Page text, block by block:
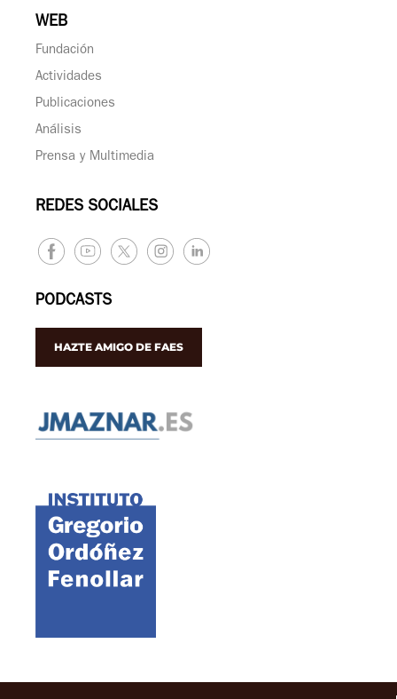
WEB
Fundación
Actividades
Publicaciones
Análisis
Prensa y Multimedia
REDES SOCIALES
PODCASTS
HAZTE AMIGO DE FAES